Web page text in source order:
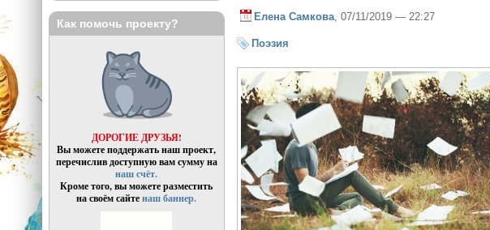
Елена Самкова , 07/11/2019 — 22:27
Поэзия
Как помочь проекту?
ДОРОГИЕ ДРУЗЬЯ!
Вы можете поддержать наш проект,
перечислив доступную вам сумму на
наш счёт.
Кроме того, вы можете разместить
на своём сайтенаш баннер.